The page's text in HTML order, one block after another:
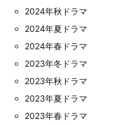
2024年秋ドラマ
2024年夏ドラマ
2024年春ドラマ
2023年冬ドラマ
2023年秋ドラマ
2023年夏ドラマ
2023年春ドラマ